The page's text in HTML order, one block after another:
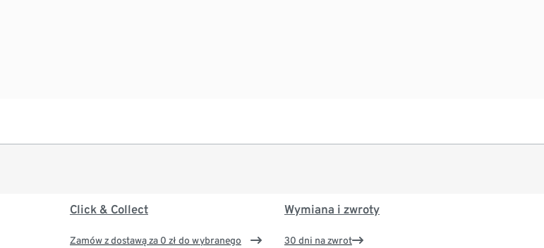
Click & Collect
Zamów z dostawą za 0 zł do wybranego
Wymiana i zwroty
30 dni na zwrot